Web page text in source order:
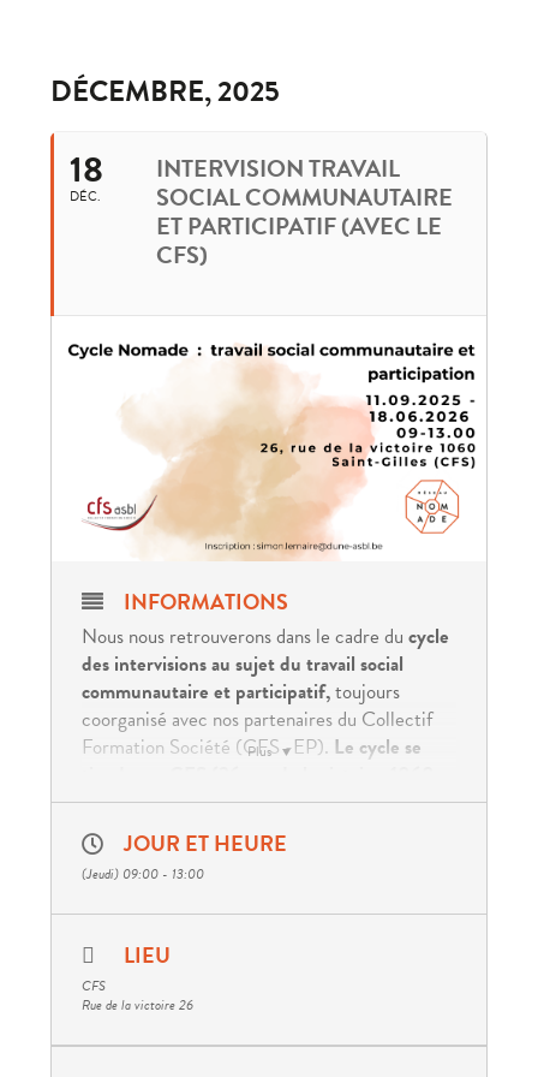
DÉCEMBRE, 2025
18
DÉC.
INTERVISION TRAVAIL
SOCIAL COMMUNAUTAIRE
ET PARTICIPATIF (AVEC LE
CFS)
Plus
INFORMATIONS
Nous nous retrouverons dans le cadre du cycle
des intervisions au sujet du travail social
communautaire et participatif,toujours
coorganisé avec nos partenaires du Collectif
Formation Société (CFS -EP). Le cycle se
Saint-Gilles)tous les troisièmes jeudi du mois
(sauf en septembre), de 9 à 13h
aux personnes engagées dans un projet
communautaire ou participatif. Les rencontres
ont pour objectif de partager nos difficultés et
succès, et dégager des thématiques à creuser
ensemble, en vue d’établir une communauté de
pratiques.
Chaque séance se concentre sur un projet mais
JOUR ET HEURE
(Jeudi) 09:00 - 13:00
LIEU
CFS
Rue de la victoire 26